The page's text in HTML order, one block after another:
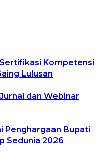
Kompetensi
Lulusan
dan Webinar
Penghargaan Bupati
Sedunia 2026